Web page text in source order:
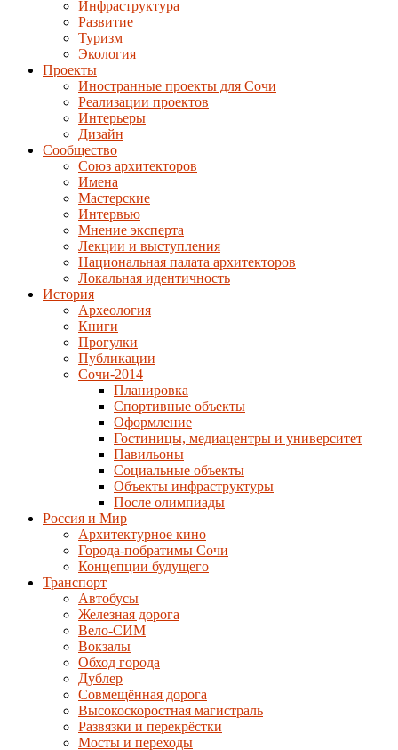
Инфраструктура
Развитие
Туризм
Экология
Проекты
Иностранные проекты для Сочи
Реализации проектов
Интерьеры
Дизайн
Сообщество
Союз архитекторов
Имена
Мастерские
Интервью
Мнение эксперта
Лекции и выступления
Национальная палата архитекторов
Локальная идентичность
История
Археология
Книги
Прогулки
Публикации
Сочи-2014
Планировка
Спортивные объекты
Оформление
Гостиницы, медиацентры и университет
Павильоны
Социальные объекты
Объекты инфраструктуры
После олимпиады
Россия и Мир
Архитектурное кино
Города-побратимы Сочи
Концепции будущего
Транспорт
Автобусы
Железная дорога
Вело-СИМ
Вокзалы
Обход города
Дублер
Совмещённая дорога
Высокоскоростная магистраль
Развязки и перекрёстки
Мосты и переходы